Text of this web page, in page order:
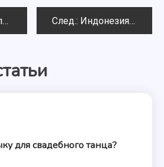
След.: Индонезия. Бали. Ритуальные танцы
для свадебного танца?